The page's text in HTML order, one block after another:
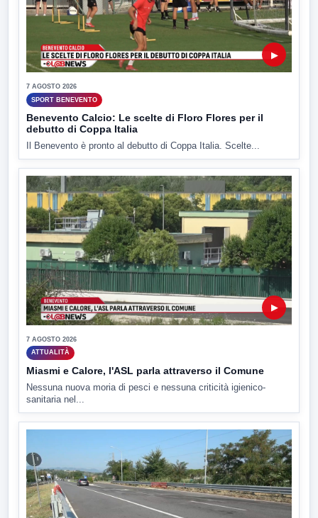
▶
7 AGOSTO 2026
SPORT BENEVENTO
Benevento Calcio: Le scelte di Floro Flores per il
debutto di Coppa Italia
Il Benevento è pronto al debutto di Coppa Italia. Scelte...
▶
7 AGOSTO 2026
ATTUALITÀ
Miasmi e Calore, l'ASL parla attraverso il Comune
Nessuna nuova moria di pesci e nessuna criticità igienico-
sanitaria nel...